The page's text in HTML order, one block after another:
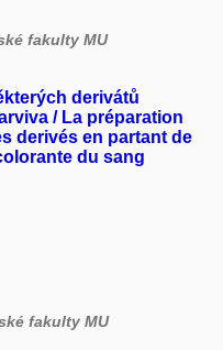
fakulty MU
derivátů
/ La préparation
derivés en partant de
du sang
fakulty MU